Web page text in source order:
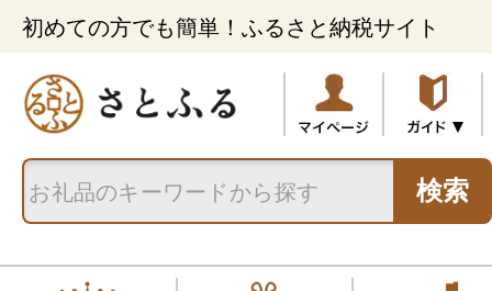
初めての方でも簡単！ふるさと納税サイト
検索